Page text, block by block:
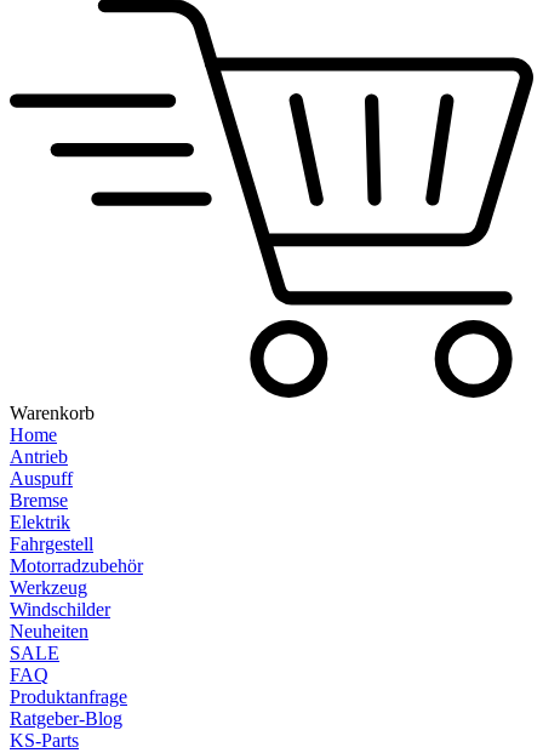
Warenkorb
Home
Antrieb
Auspuff
Bremse
Elektrik
Fahrgestell
Motorradzubehör
Werkzeug
Windschilder
Neuheiten
SALE
FAQ
Produktanfrage
Ratgeber-Blog
KS-Parts